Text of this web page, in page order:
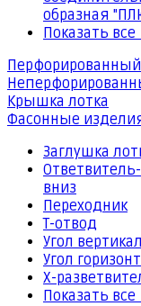
образная
Показать все
Крышка лотка
Фасонные
Заглушка
вниз
Переходник
Т-отвод
Угол
Угол
Х-
Показать все